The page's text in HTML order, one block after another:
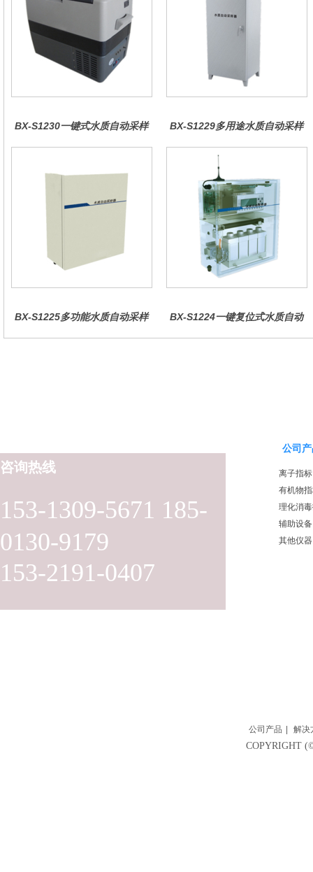
BX-S1230一键式水质自动采样
BX-S1229多用途水质自动采样
BX-S1225多功能水质自动采样
BX-S1224一键复位式水质自动
153-1309-5671 185-
0130-9179
153-2191-0407
咨询热线
公司
离子指标
有机物
理化消
辅助设备
其他仪器
公司产品 解决
COPYRIGHT